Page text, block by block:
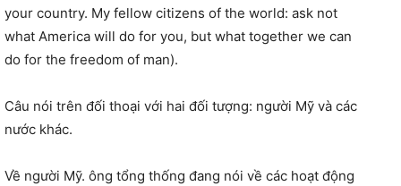
your country. My fellow citizens of the world: ask not
what America will do for you, but what together we can
do for the freedom of man).
Câu nói trên đối thoại với hai đối tượng: người Mỹ và các
nước khác.
Về người Mỹ. ông tổng thống đang nói về các hoạt động